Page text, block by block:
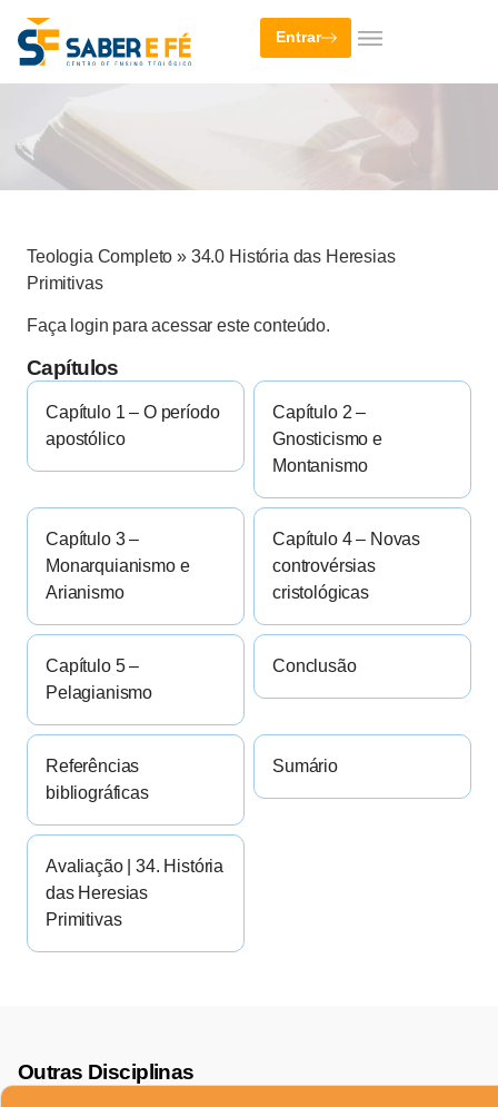
Entrar
Teologia Completo » 34.0 História das Heresias
Primitivas
Faça login para acessar este conteúdo.
Capítulos
Capítulo 1 – O período
apostólico
Capítulo 2 –
Gnosticismo e
Montanismo
Capítulo 3 –
Monarquianismo e
Arianismo
Capítulo 4 – Novas
controvérsias
cristológicas
Capítulo 5 –
Pelagianismo
Conclusão
Referências
bibliográficas
Sumário
Avaliação | 34. História
das Heresias
Primitivas
Outras Disciplinas